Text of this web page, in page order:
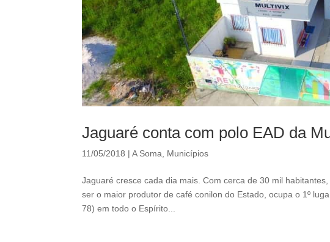
Jaguaré conta com polo EAD da
11/05/2018 |A Soma Municípios
Jaguaré cresce cada dia mais. Com cerca de 30 mil
ser o maior produtor de café conilon do Estado, ocupa o 1º
78) em todo o Espírito...